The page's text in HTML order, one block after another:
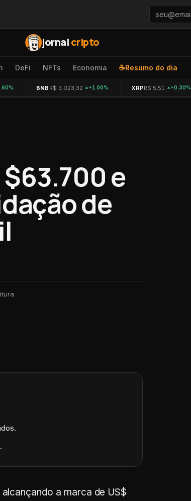
jornalcripto
DeFi NFTs Economia ☕Resumo do dia
BNB R$ 3.023,32 +1.00% XRPR$ 5,51 +0.30%
e
de
a marca de US$